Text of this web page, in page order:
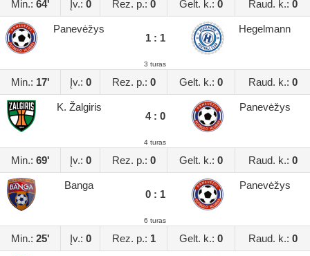
Min.: 64' Įv.: 0 Rez. p.: 0 Gelt. k.: 0 Raud. k.: 0
Panevėžys
1 : 1
Hegelmann
3 turas
Min.: 17' Įv.: 0 Rez. p.: 0 Gelt. k.: 0 Raud. k.: 0
K. Žalgiris
4 : 0
Panevėžys
4 turas
Min.: 69' Įv.: 0 Rez. p.: 0 Gelt. k.: 0 Raud. k.: 0
Banga
0 : 1
Panevėžys
6 turas
Min.: 25' Įv.: 0 Rez. p.: 1 Gelt. k.: 0 Raud. k.: 0